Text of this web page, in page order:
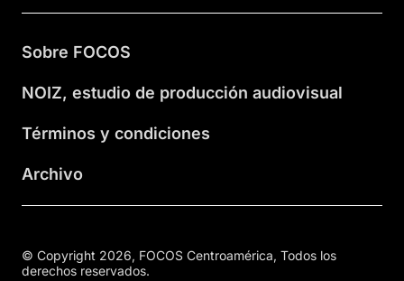
Sobre FOCOS
NOIZ, estudio de producción audiovisual
Términos y condiciones
Archivo
© Copyright 2026, FOCOS Centroamérica, Todos los
derechos reservados.